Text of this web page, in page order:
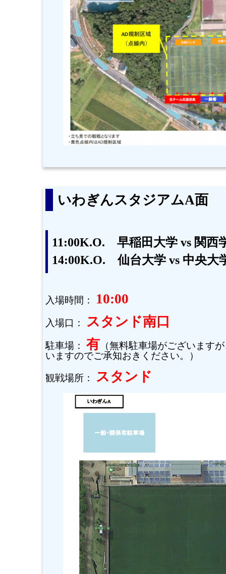
いわぎんスタジアムA面
11:00K.O. 早稲田大学 vs 関西
14:00K.O. 仙台大学 vs 中央大
入場時間： 10:00
入場口： スタンド南口
駐車場： 有 （無料駐車場がございます
いますのでご承知おきください。）
観戦場所： スタンド